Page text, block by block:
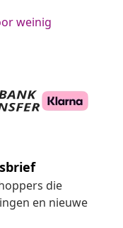
weinig
die
en nieuwe